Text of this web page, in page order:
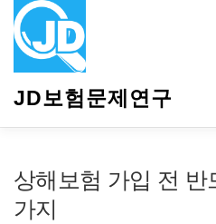
JD보험문제연구
상해보험 가입 전
가지